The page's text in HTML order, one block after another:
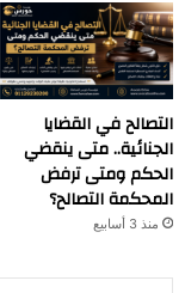
التصالح في القضايا
الجنائية.. متى ينقضي
الحكم ومتى ترفض
المحكمة التصالح؟
منذ 3 أسابيع